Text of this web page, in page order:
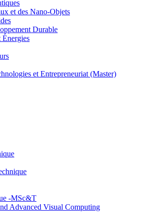
et des Nano-Objets
Durable
et Entrepreneuriat (Master)
-MSc&T
Advanced Visual Computing